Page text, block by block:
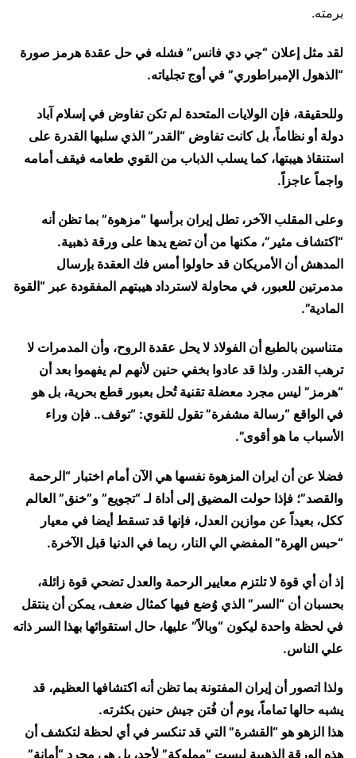
برمته.
​لقد مثل إعلان “جي دي فانس” فشله في حل عقدة هرمز صورة
“الذهول الإمبراطوري” في أوج تجلياته.
وللحقيقة، فإن الولايات المتحدة لم تكن تفاوض في إسلام آباد
دولة أو نظاماً، بل كانت تفاوض “القدر” الذي سلبها القدرة على
استنقاذ هيبتها، كما يسلب الذباب من القوي طعامه فيقف أمامه
واجماً عاجزاً.
و​على المقلب الآخر، تطل إيران برأسها “مزهوة” بما تظن أنه
“اكتشاف مثير”، مكنها من أن تضع يدها على ورقة ذهبية.
المدهش أن الأمريكان قد حاولوا أمس فك العقدة بإرسال
مدمرتين للعبور، في محاولة لاسترداد هيبتهم المفقودة عبر “القوة
المادية”.
متناسين بالطبع أن الفولاذ لا يحل عقدة الروح، وأن المدمرات لا
ترهب القدر. ولذا قد عادوا بخفي حنين لأنهم لم يفهموا بعد أن
“هرمز” ليس مجرد معضلة تقنية تُحل بعبور قطع بحرية، بل هو
في الواقع “رسالة مشفرة” تقول للقوي: “توقف.. فإن وراء
الأسباب ما هو أقوى”.
​فضلا عن أن ايران المزهوة نفسها هي الآن أمام اختبار “الرحمة
والقصد”؛ فإذا حولت المضيق إلى أداة لـ “تجويع” و”خنق” العالم
ككل، بعيداً عن موازين العدل، فإنها قد تسقط أيضا في معيار
“حبس الهرة” المفضي الي النار، ربما في الدنيا قبل الآخرة.
إذ أن أي قوة لا تلتزم معايير الرحمة والعدل تضحي قوة زائلة،
بحسبان أن “السر” الذي وُضع فيها كمثال ضعف، يمكن أن ينتقل
في لحظة واحدة ليكون “وبالاً” عليها، حال استقوائها بهذا السر ذاته
علي الناس.
ولذا اتصور أن إيران المفتونة بما تظن أنه اكتشافها العظيم، قد
يشبه حالها تماماً، يوم أن فُتن جيش حنين بكثرته.
هذا الزهو هو “القشرة” التي قد تنكسر في أي لحظة لتكشف أن
هذه الورقة الذهبية ليست “مملوكة” لأحد، بل هي مجرد “أمانة”